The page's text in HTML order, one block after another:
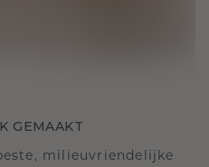
GEMAAKT
milieuvriendelijke